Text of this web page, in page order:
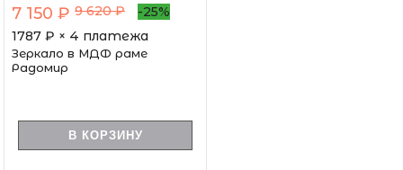
7 150 ₽ 9 620 ₽
-25%
1787 ₽ × 4 платежа
Зеркало в МДФ раме
Радомир
В КОРЗИНУ